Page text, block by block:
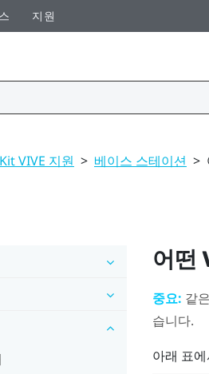
지원
VIVE 지원 > 베이스 스테이션 >
어떤
중요: 같
습니다.
아래 표